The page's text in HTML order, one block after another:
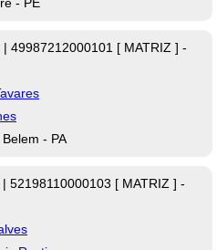
| 49987212000101 [ MATRIZ ] -
- PA
| 52198110000103 [ MATRIZ ] -